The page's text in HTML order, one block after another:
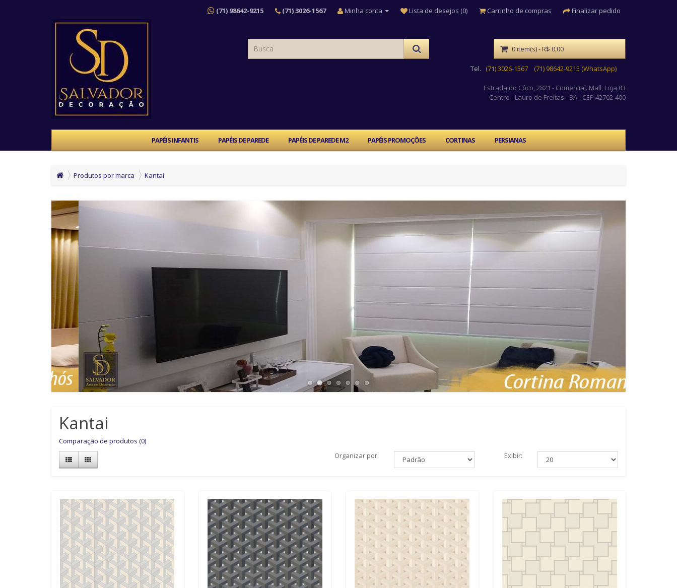
(71) 98642-9215 (71) 3026-1567 Minha conta Lista de desejos (0) Carrinho de compras Finalizar pedido
Tel. (71) 3026-1567 (71) 98642-9215 (WhatsApp)
Estrada do Côco, 2821 - Comercial. Mall, Loja 03
Centro - Lauro de Freitas - BA - CEP 42702-400
0 item(s) - R$ 0,00
PAPÉIS INFANTIS PAPÉIS DE PAREDE PAPÉIS DE PAREDE M2 PAPÉIS PROMOÇÕES CORTINAS PERSIANAS
Produtos por marca Kantai
Kantai
Comparação de produtos (0)
Organizar por:
Exibir: